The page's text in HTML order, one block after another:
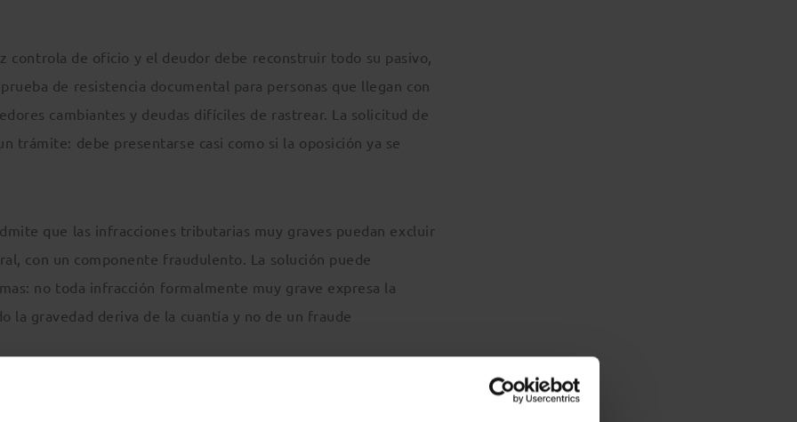
controla de oficio y el deudor debe reconstruir todo su pasivo,
de resistencia documental para personas que llegan con
cambiantes y deudas difíciles de rastrear. La solicitud de
trámite: debe presentarse casi como si la oposición ya se
que las infracciones tributarias muy graves puedan excluir
con un componente fraudulento. La solución puede
no toda infracción formalmente muy grave expresa la
la gravedad deriva de la cuantía y no de un fraude
de responsabilidad. Antes, una lectura literal del art.